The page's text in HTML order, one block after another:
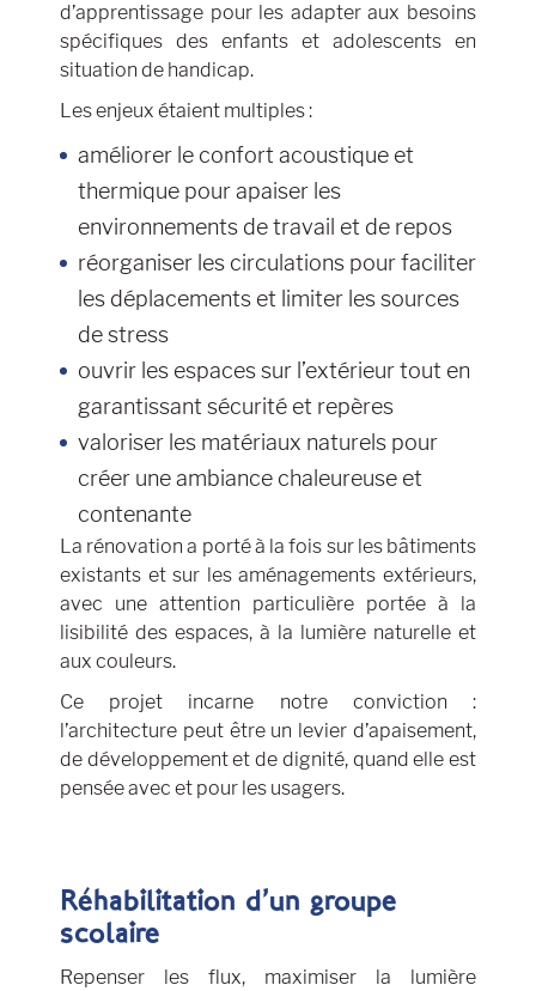
d’apprentissage pour les adapter aux besoins
spécifiques des enfants et adolescents en
situation de handicap.
Les enjeux étaient multiples :
améliorer le confort acoustique et
thermique pour apaiser les
environnements de travail et de repos
réorganiser les circulations pour faciliter
les déplacements et limiter les sources
de stress
ouvrir les espaces sur l’extérieur tout en
garantissant sécurité et repères
valoriser les matériaux naturels pour
créer une ambiance chaleureuse et
contenante
La rénovation a porté à la fois sur les bâtiments
existants et sur les aménagements extérieurs,
avec une attention particulière portée à la
lisibilité des espaces, à la lumière naturelle et
aux couleurs.
Ce projet incarne notre conviction :
l’architecture peut être un levier d’apaisement,
de développement et de dignité, quand elle est
pensée avec et pour les usagers.
Réhabilitation d’un groupe
scolaire
Repenser les flux, maximiser la lumière